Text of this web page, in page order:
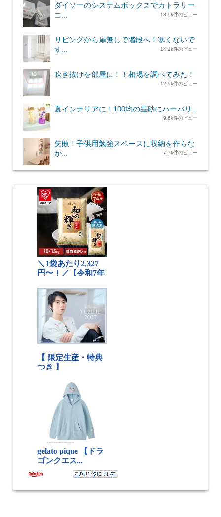
ダイソーのシステムボックスでカトラリー
コ...
18.9k件のビュー
リビングから扉無しで階段へ！寒くないで
す...
14.1k件のビュー
吹き抜けを部屋に！！相場を調べてみた！
12.9k件のビュー
夏インテリアに！100均の星砂にハーバリ...
9.6k件のビュー
失敗！子供用勉強スペースに収納を作らな
か...
7.7k件のビュー